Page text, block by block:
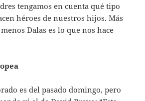
tengamos en cuenta qué tipo
héroes de nuestros hijos. Más
Dalas es lo que nos hace
es del pasado domingo, pero